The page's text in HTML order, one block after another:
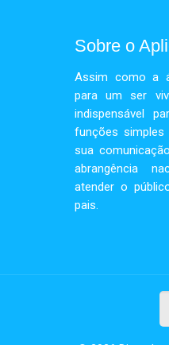
Sobre o
Assim como a
para um ser
indispensável
funções
sua
abrangência
atender o
pais.